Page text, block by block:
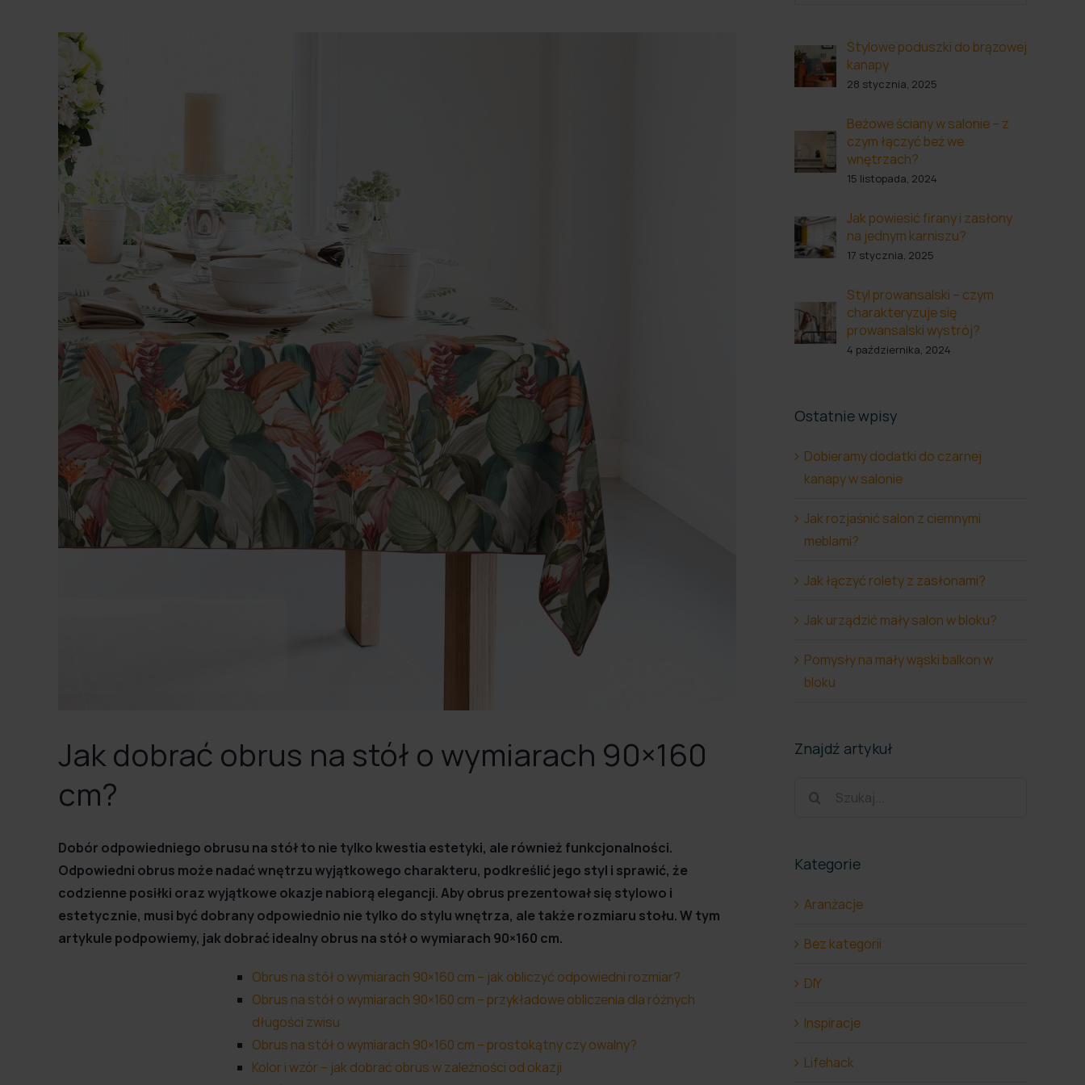
View
Larger
Image
Jak dobrać obrus na stół o wymiarach 90×160
cm?
Dobór odpowiedniego obrusu na stół to nie tylko kwestia estetyki, ale również funkcjonalności.
Odpowiedni obrus może nadać wnętrzu wyjątkowego charakteru, podkreślić jego styl i sprawić, że
codzienne posiłki oraz wyjątkowe okazje nabiorą elegancji. Aby obrus prezentował się stylowo i
estetycznie, musi być dobrany odpowiednio nie tylko do stylu wnętrza, ale także rozmiaru stołu. W tym
artykule podpowiemy, jak dobrać idealny obrus na stół o wymiarach 90×160 cm.
Obrus na stół o wymiarach 90×160 cm – jak obliczyć odpowiedni rozmiar?
Obrus na stół o wymiarach 90×160 cm – przykładowe obliczenia dla różnych
długości zwisu
Obrus na stół o wymiarach 90×160 cm – prostokątny czy owalny?
Kolor i wzór – jak dobrać obrus w zależności od okazji
Stylowe poduszki do brązowej
kanapy
28 stycznia, 2025
Beżowe ściany w salonie – z
czym łączyć beż we
wnętrzach?
15 listopada, 2024
Jak powiesić firany i zasłony
na jednym karniszu?
17 stycznia, 2025
Styl prowansalski – czym
charakteryzuje się
prowansalski wystrój?
4 października, 2024
Ostatnie wpisy
Dobieramy dodatki do czarnej
kanapy w salonie
Jak rozjaśnić salon z ciemnymi
meblami?
Jak łączyć rolety z zasłonami?
Jak urządzić mały salon w bloku?
Pomysły na mały wąski balkon w
bloku
Znajdź artykuł
Kategorie
Aranżacje
Bez kategorii
DIY
Inspiracje
Lifehack